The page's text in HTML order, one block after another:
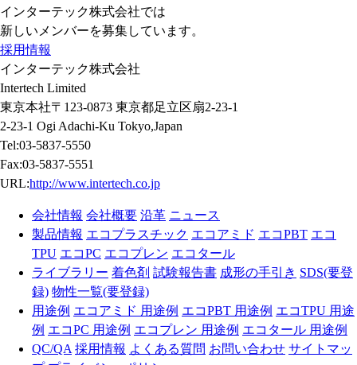
インターテック株式会社では
新しいメンバーを募集しています。
採用情報
インターテック株式会社
Intertech Limited
東京本社〒123-0873 東京都足立区扇2-23-1
2-23-1 Ogi Adachi-Ku Tokyo,Japan
Tel:03-5837-5550
Fax:03-5837-5551
URL:http://www.intertech.co.jp
会社情報 会社概要 沿革 ニュース
製品情報 エコプラスチック エコアミド エコPBT エコ
TPU エコPC エコプレン エコタール
ライブラリー 着色剤 試験報告書 成形の手引き SDS(要登
録) 物性一覧(要登録)
用途例 エコアミド 用途例 エコPBT 用途例 エコTPU 用途
例 エコPC 用途例 エコプレン 用途例 エコタール 用途例
QC/QA 採用情報 よくある質問 お問い合わせ サイトマッ